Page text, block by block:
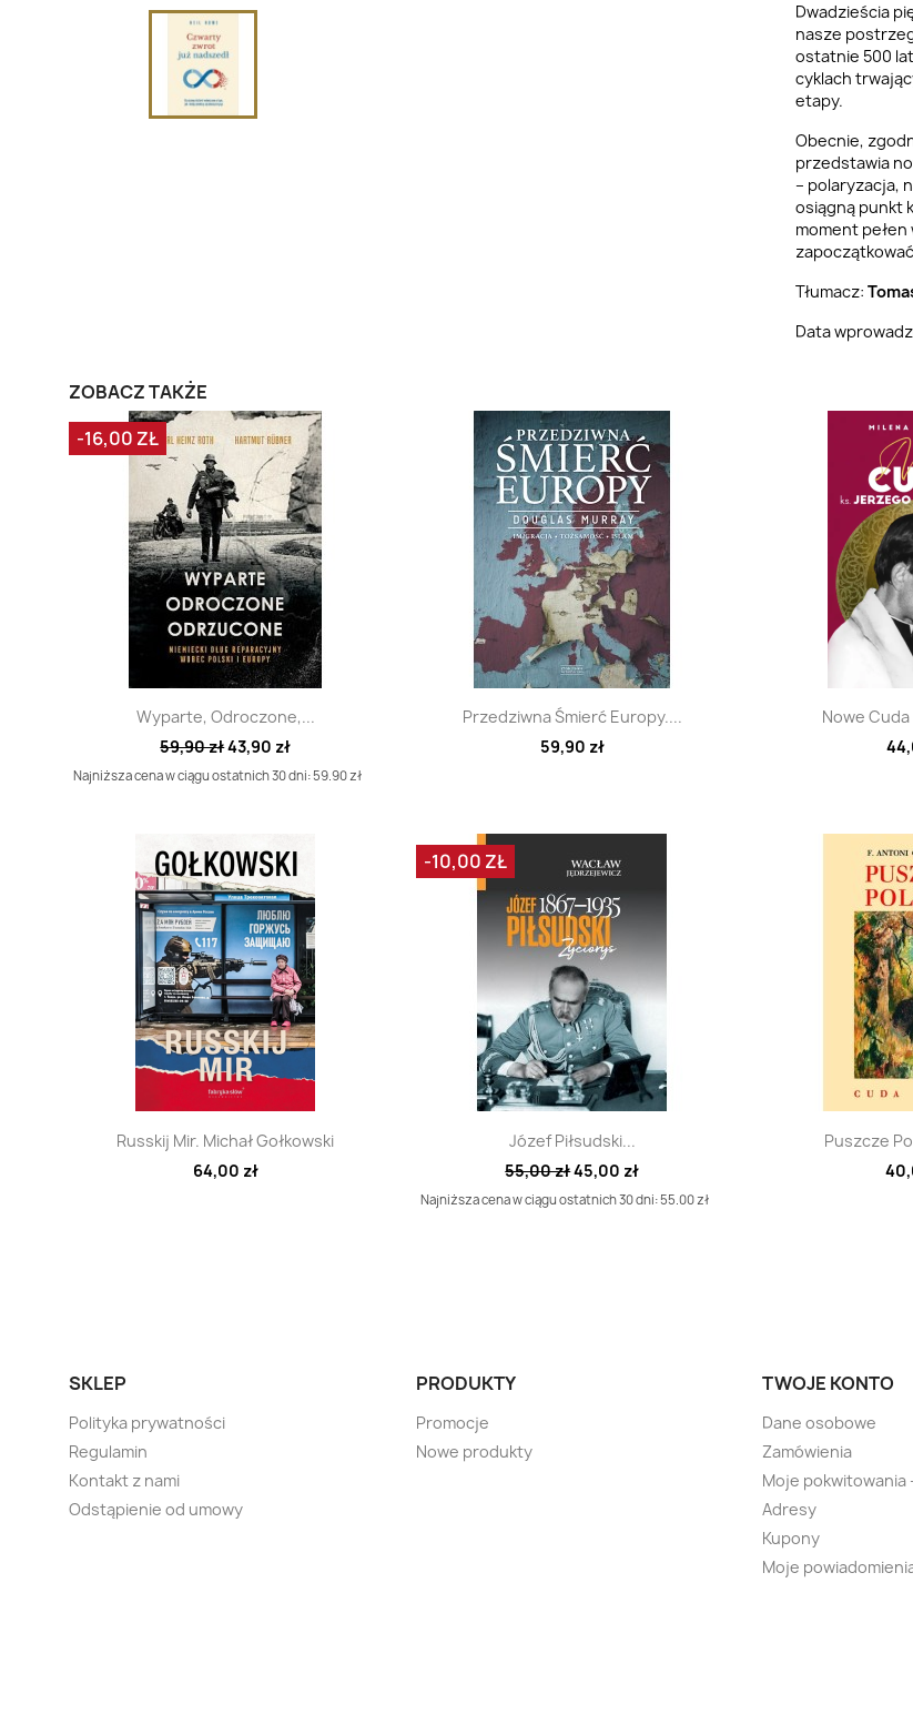
Dwadzieścia
nasze
ostatnie 500
cyklach
etapy.
Obecnie,
przedstawia
– polaryzacja,
osiągną punkt
moment
Tłumacz:
Data
ZOBACZ TAKŻE
Szybki podgląd
Wyparte, Odroczone,...
59,90 zł43,90 zł
Najniższa cena w ciągu ostatnich 30 dni: 59.90 zł
-16,00 ZŁ
Szybki podgląd
Przedziwna Śmierć Europy....
59,90 zł

Nowe
 Szybki podgląd
Russkij Mir. Michał Gołkowski
64,00 zł
Szybki podgląd
Józef Piłsudski...
55,00 zł45,00 zł
Najniższa cena w ciągu ostatnich 30 dni: 55.00 zł
-10,00 ZŁ

Puszcze
SKLEP
Polityka prywatności
Regulamin
Kontakt z nami
Odstąpienie od umowy
PRODUKTY
Promocje
Nowe produkty
TWOJE KONTO
Dane osobowe
Zamówienia
Moje pokwitowania
Adresy
Kupony
Moje